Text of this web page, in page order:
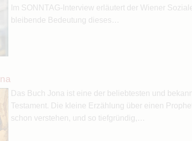
Im SONNTAG-Interview erläutert der Wiener
bleibende Bedeutung dieses…
Das Buch Jona ist eine der beliebtesten und
Testament. Die kleine Erzählung über einen
schon verstehen, und so tiefgründig,…